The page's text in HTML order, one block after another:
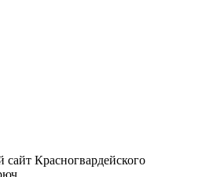
Красногвардейского